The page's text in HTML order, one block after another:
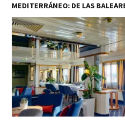
MEDITERRÁNEO: DE LAS